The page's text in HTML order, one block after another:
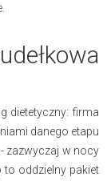
dietetyczny: firma
danego etapu
zazwyczaj w nocy
to oddzielny pakiet